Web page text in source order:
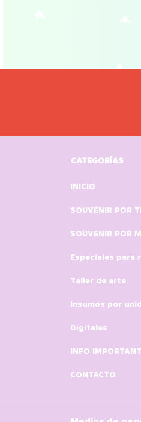
CATEGORÍAS
INICIO
SOUVENIR POR
SOUVENIR POR
Especiales para
Taller de arte
Insumos por
Digitales
INFO
CONTACTO